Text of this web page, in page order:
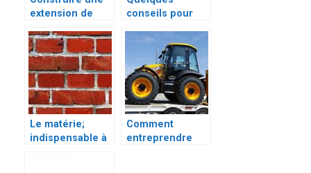
extension de
comment faire ?
conseils pour
maison moderne
Le matérie;
indispensable à
Comment
entreprendre